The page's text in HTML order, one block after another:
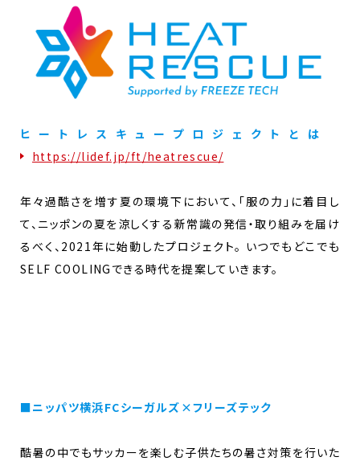
ヒートレスキュープロジェクトとは
https://lidef.jp/ft/heatrescue/
年々過酷さを増す夏の環境下において、「服の力」に着目し
て、ニッポンの夏を涼しくする新常識の発信・取り組みを届け
るべく、2021年に始動したプロジェクト。 いつでもどこでも
SELF COOLINGできる時代を提案していきます。
■ニッパツ横浜FCシーガルズ×フリーズテック
酷暑の中でもサッカーを楽しむ子供たちの暑さ対策を行いた